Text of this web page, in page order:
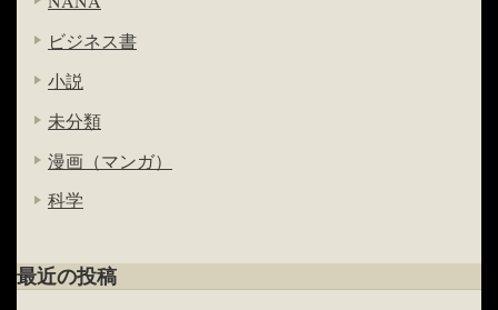
ビジネス書
小説
未分類
漫画（マンガ）
科学
最近の投稿